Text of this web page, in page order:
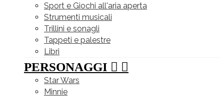
Sport e Giochi all'aria aperta
Strumenti musicali
Trillini e sonagli
Tappeti e palestre
Libri
PERSONAGGI  
Star Wars
Minnie